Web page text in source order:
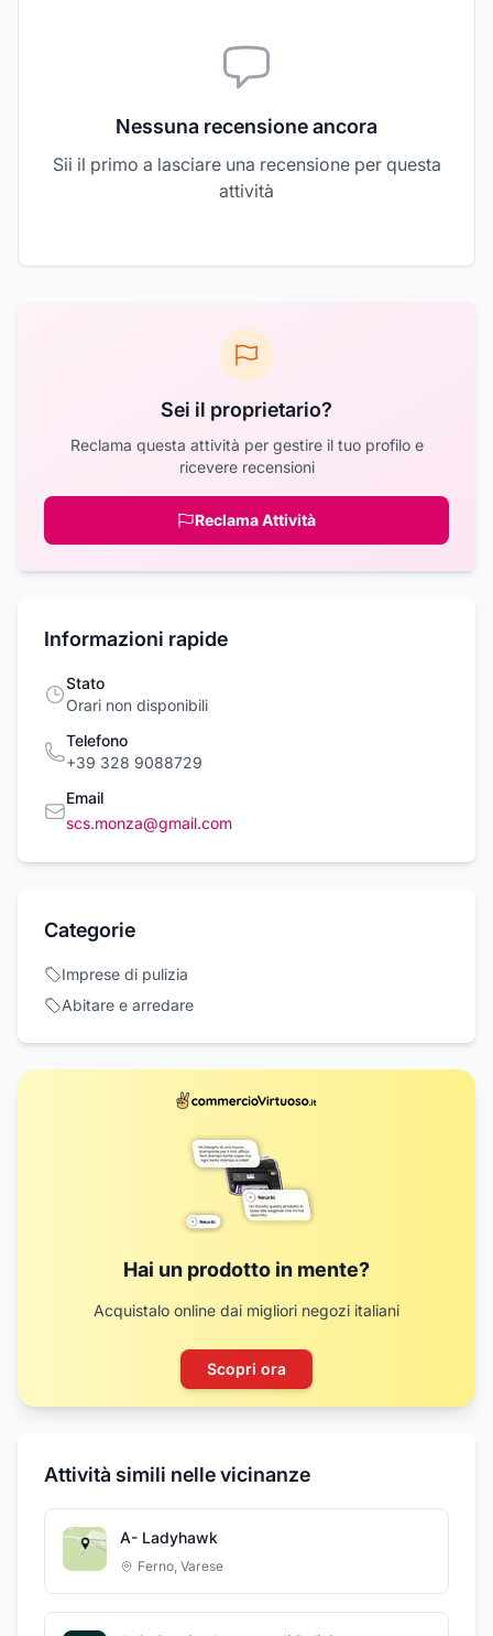
Nessuna recensione ancora
Sii il primo a lasciare una recensione per questa
attività
Sei il proprietario?
Reclama questa attività per gestire il tuo profilo e
ricevere recensioni
Reclama Attività
Informazioni rapide
Stato
Orari non disponibili
Telefono
+39 328 9088729
Email
scs.monza@gmail.com
Categorie
Imprese di pulizia
Abitare e arredare
Hai un prodotto in mente?
Acquistalo online dai migliori negozi italiani
Scopri ora
Attività simili nelle vicinanze
A- Ladyhawk
Ferno, Varese